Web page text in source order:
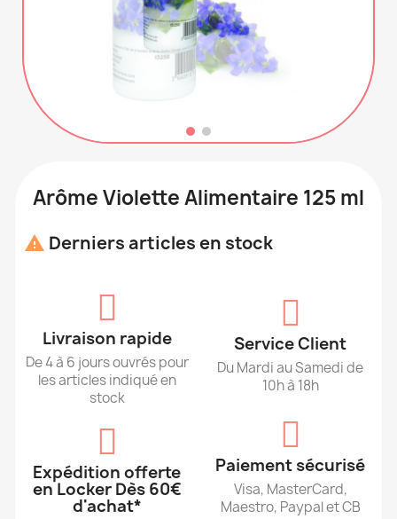
Arôme Violette Alimentaire 125 ml
 Derniers articles en stock
Livraison rapide
De 4 à 6 jours ouvrés pour
les articles indiqué en
stock
Expédition offerte
en Locker Dès 60€
d'achat*
Service Client
Du Mardi au Samedi de
10h à 18h
Paiement sécurisé
Visa, MasterCard,
Maestro, Paypal et CB